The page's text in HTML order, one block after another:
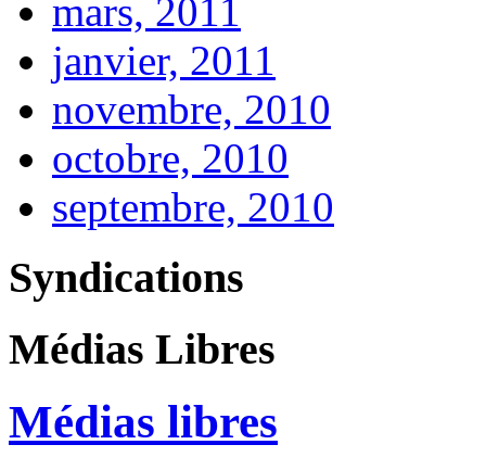
mars, 2011
janvier, 2011
novembre, 2010
octobre, 2010
septembre, 2010
Syndications
Médias Libres
Médias libres